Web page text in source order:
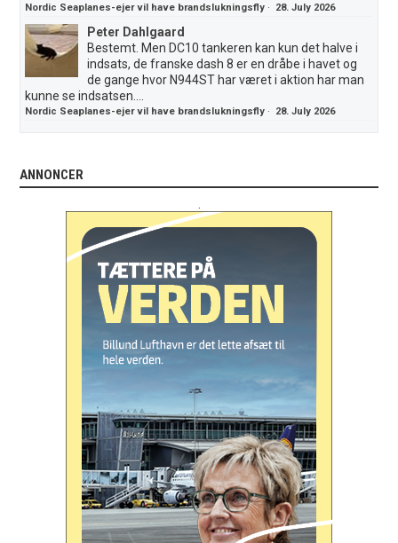
Nordic Seaplanes-ejer vil have brandslukningsfly · 28. July 2026
Peter Dahlgaard
Bestemt. Men DC10 tankeren kan kun det halve i
indsats, de franske dash 8 er en dråbe i havet og
de gange hvor N944ST har været i aktion har man
kunne se indsatsen....
Nordic Seaplanes-ejer vil have brandslukningsfly · 28. July 2026
ANNONCER